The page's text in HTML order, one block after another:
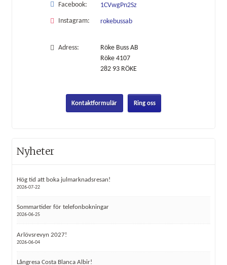
Facebook: 1CVwgPn2Sz
Instagram: rokebussab
Adress:
Röke Buss AB
Röke 4107
282 93 RÖKE
Kontaktformulär Ring oss
Nyheter
Hög tid att boka julmarknadsresan!
2026-07-22
Sommartider för telefonbokningar
2026-06-25
Arlövsrevyn 2027!
2026-06-04
Långresa Costa Blanca Albir!